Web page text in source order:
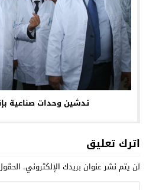
تدشين وحدات صناعية
اترك تعليق
لن يتم نشر عنوان بريدك الإلكتروني.